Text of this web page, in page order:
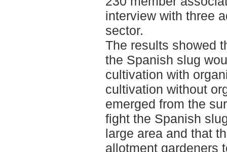
interview with three
sector.
The results showed
the Spanish slug
cultivation with
cultivation without
emerged from the
fight the Spanish
large area and that
allotment gardeners